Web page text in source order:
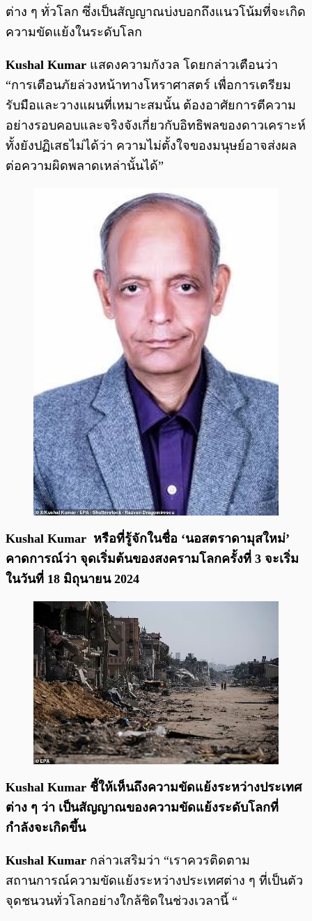
ต่าง ๆ ทั่วโลก ซึ่งเป็นสัญญาณบ่งบอกถึงแนวโน้มที่จะเกิด
ความขัดแย้งในระดับโลก
Kushal Kumar แสดงความกังวล โดยกล่าวเตือนว่า
“การเตือนภัยล่วงหน้าทางโหราศาสตร์ เพื่อการเตรียม
รับมือและวางแผนที่เหมาะสมนั้น ต้องอาศัยการตีความ
อย่างรอบคอบและจริงจังเกี่ยวกับอิทธิพลของดาวเคราะห์
ทั้งยังปฏิเสธไม่ได้ว่า ความไม่ตั้งใจของมนุษย์อาจส่งผล
ต่อความผิดพลาดเหล่านั้นได้”
Kushal Kumar หรือที่รู้จักในชื่อ ‘นอสตราดามุสใหม่’
คาดการณ์ว่า จุดเริ่มต้นของสงครามโลกครั้งที่ 3 จะเริ่ม
ในวันที่ 18 มิถุนายน 2024
Kushal Kumar ชี้ให้เห็นถึงความขัดแย้งระหว่างประเทศ
ต่าง ๆ ว่า เป็นสัญญาณของความขัดแย้งระดับโลกที่
กำลังจะเกิดขึ้น
Kushal Kumar กล่าวเสริมว่า “เราควรติดตาม
สถานการณ์ความขัดแย้งระหว่างประเทศต่าง ๆ ที่เป็นตัว
จุดชนวนทั่วโลกอย่างใกล้ชิดในช่วงเวลานี้ “